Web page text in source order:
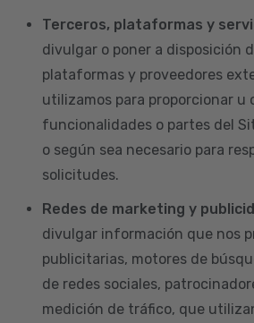
Terceros, plataformas y
divulgar o poner a disposición
plataformas y proveedores
utilizamos para proporcionar u
funcionalidades o partes del
o según sea necesario para
solicitudes.
Redes de marketing y
divulgar información que nos
publicitarias, motores de
de redes sociales,
medición de tráfico, que